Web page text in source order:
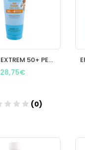
FP ISDIN EXTREM 50+ PEDI GELCREMA 150ML
28,75€
(0)
Añadir